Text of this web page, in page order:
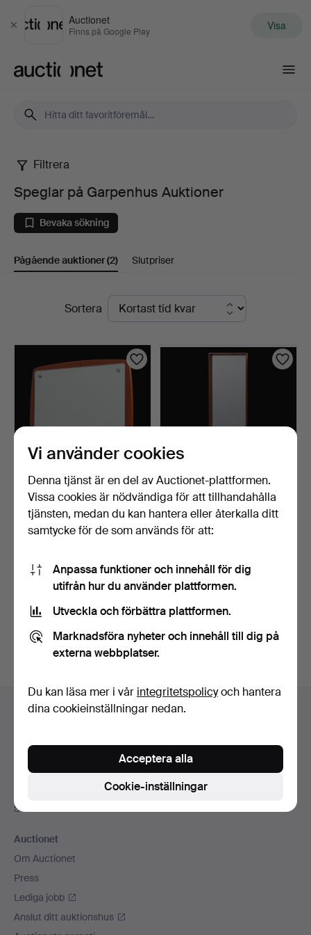
Stäng
Auctionet
Finns på Google Play Visa
Speglar
på
Garpenhus
Auktioner
Filtrera
Speglar på Garpenhus Auktioner
Bevaka sökning
Pågående auktioner(2) Slutpriser
PågåendeSortera
SPEGEL, teak, A B
Lammhults, 1900-talets a…
SPEGEL, teak, Nyge-
Verken, Nyköping.
5 dagar
Bevaka sökning
Du kan också söka i vårt arkiv med avslutade auktioner
Sidfotsnavigation
Hjälp och kontakt
Alla auktionshus
Betalningsalternativ
Sociala medier
Auctionet
Om Auctionet
Press
Lediga jobb
Anslut ditt auktionshus
Vi använder cookies
Denna tjänst är en del av Auctionet-plattformen.
Vissa cookies är nödvändiga för att tillhandahålla
tjänsten, medan du kan hantera eller återkalla ditt
samtycke för de som används för att:
Anpassa funktioner och innehåll för dig
utifrån hur du använder plattformen.
Utveckla och förbättra plattformen.
Marknadsföra nyheter och innehåll till dig på
externa webbplatser.
Du kan läsa mer i vår integritetspolicyoch hantera
dina cookieinställningar nedan.
Cookie-inställningar
Acceptera alla